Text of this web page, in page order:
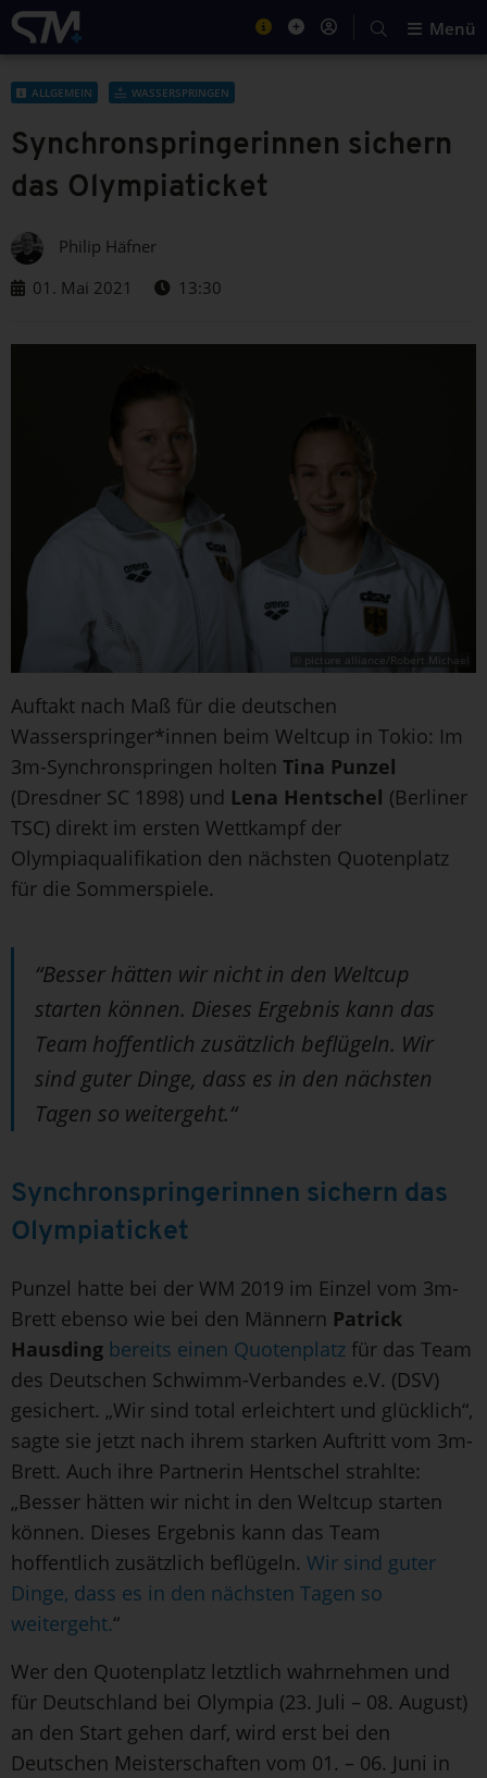
Menü
ALLGEMEIN WASSERSPRINGEN
Synchronspringerinnen sichern
das Olympiaticket
Philip Häfner
01. Mai 2021
13:30
© picture alliance/Robert Michael
Auftakt nach Maß für die deutschen
Wasserspringer*innen beim Weltcup in Tokio: Im
3m-Synchronspringen holten Tina Punzel
(Dresdner SC 1898) und Lena Hentschel (Berliner
TSC) direkt im ersten Wettkampf der
Olympiaqualifikation den nächsten Quotenplatz
für die Sommerspiele.
“Besser hätten wir nicht in den Weltcup
starten können. Dieses Ergebnis kann das
Team hoffentlich zusätzlich beflügeln. Wir
sind guter Dinge, dass es in den nächsten
Tagen so weitergeht.“
Synchronspringerinnen sichern das
Olympiaticket
Punzel hatte bei der WM 2019 im Einzel vom 3m-
Brett ebenso wie bei den Männern Patrick
Hausding bereits einen Quotenplatz für das Team
des Deutschen Schwimm-Verbandes e.V. (DSV)
gesichert. „Wir sind total erleichtert und glücklich“,
sagte sie jetzt nach ihrem starken Auftritt vom 3m-
Brett. Auch ihre Partnerin Hentschel strahlte:
„Besser hätten wir nicht in den Weltcup starten
können. Dieses Ergebnis kann das Team
hoffentlich zusätzlich beflügeln. Wir sind guter
Dinge, dass es in den nächsten Tagen so
weitergeht.“
Wer den Quotenplatz letztlich wahrnehmen und
für Deutschland bei Olympia (23. Juli – 08. August)
an den Start gehen darf, wird erst bei den
Deutschen Meisterschaften vom 01. – 06. Juni in